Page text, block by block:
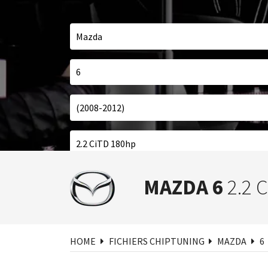
MAZDA 6 2.2
HOME FICHIERS CHIPTUNING MAZDA 6